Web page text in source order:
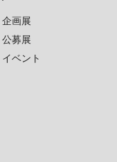
企画展
公募展
イベント